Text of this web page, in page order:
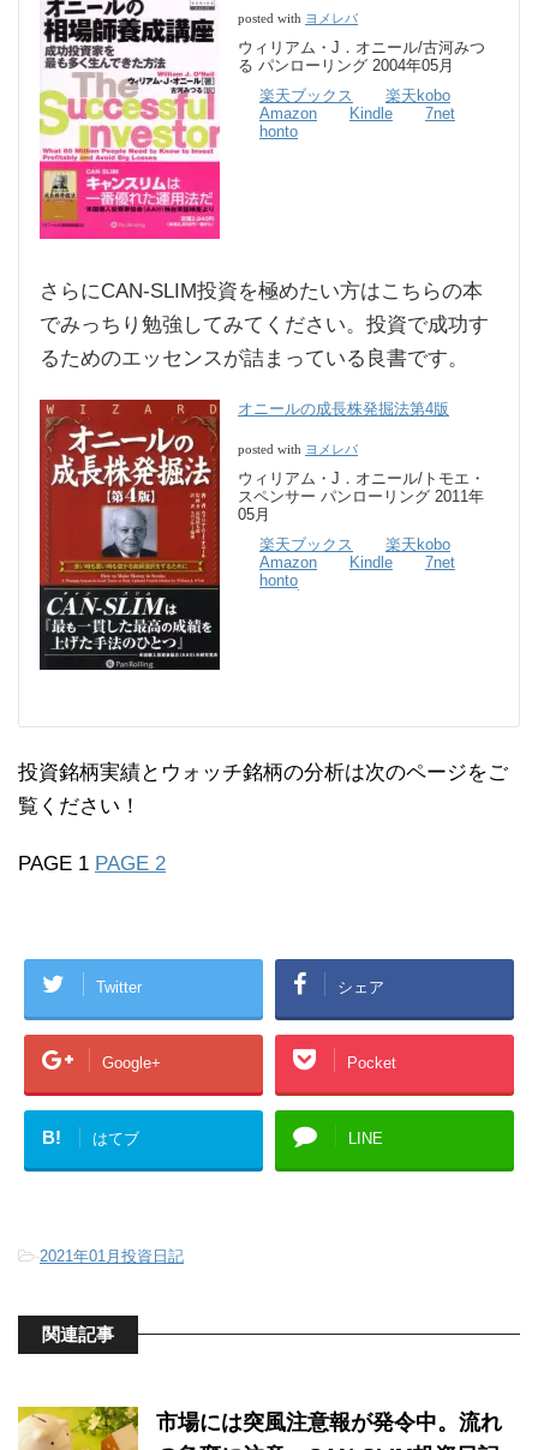
posted with ヨメレバ
ウィリアム・J．オニール/古河みつ
る パンローリング 2004年05月
楽天ブックス
楽天kobo
Amazon
Kindle
7net
honto
さらにCAN-SLIM投資を極めたい方はこちらの本
でみっちり勉強してみてください。投資で成功す
るためのエッセンスが詰まっている良書です。
オニールの成長株発掘法第4版
posted with ヨメレバ
ウィリアム・J．オニール/トモエ・
スペンサー パンローリング 2011年
05月
楽天ブックス
楽天kobo
Amazon
Kindle
7net
honto
投資銘柄実績とウォッチ銘柄の分析は次のページをご
覧ください！
PAGE 1 PAGE 2
Twitter シェア
Google+ Pocket
B! はてブ LINE
-2021年01月投資日記
関連記事
市場には突風注意報が発令中。流れ